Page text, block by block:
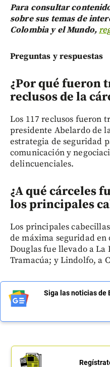
Para consultar
sobre sus temas de
Colombia y el Mundo,
Preguntas y respuestas
¿Por qué fueron
reclusos de la
Los 117 reclusos fueron
presidente Abelardo de
estrategia de seguridad
comunicación y
delincuenciales.
¿A qué cárceles
los principales
Los principales
de máxima seguridad
Douglas fue llevado a La
Tramacúa; y Lindolfo, a
Siga las noticias de